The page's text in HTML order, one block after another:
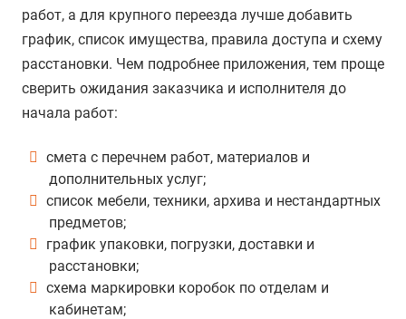
работ, а для крупного переезда лучше добавить
график, список имущества, правила доступа и схему
расстановки. Чем подробнее приложения, тем проще
сверить ожидания заказчика и исполнителя до
начала работ:
смета с перечнем работ, материалов и
дополнительных услуг;
список мебели, техники, архива и нестандартных
предметов;
график упаковки, погрузки, доставки и
расстановки;
схема маркировки коробок по отделам и
кабинетам;